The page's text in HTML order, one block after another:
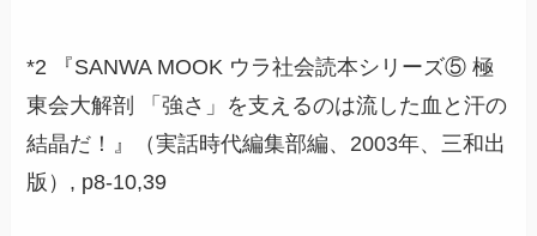
*2 『SANWA MOOK ウラ社会読本シリーズ⑤ 極
東会大解剖 「強さ」を支えるのは流した血と汗の
結晶だ！』（実話時代編集部編、2003年、三和出
版）, p8-10,39